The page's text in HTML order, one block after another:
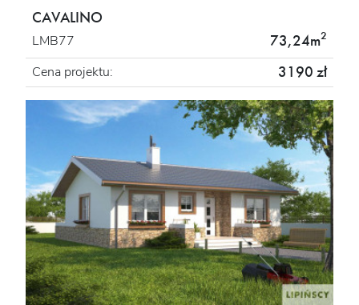
CAVALINO
LMB77 73,24m2
Cena projektu: 3190 zł